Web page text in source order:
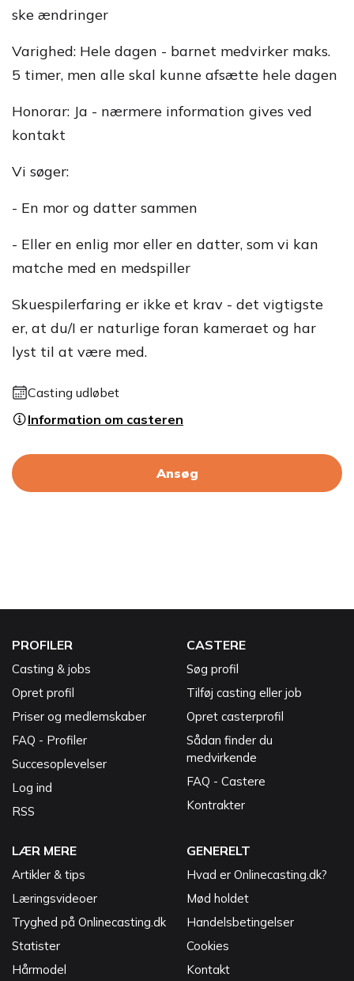
ske ændringer
Varighed: Hele dagen - barnet medvirker maks.
5 timer, men alle skal kunne afsætte hele dagen
Honorar: Ja - nærmere information gives ved
kontakt
Vi søger:
- En mor og datter sammen
- Eller en enlig mor eller en datter, som vi kan
matche med en medspiller
Skuespilerfaring er ikke et krav - det vigtigste
er, at du/I er naturlige foran kameraet og har
lyst til at være med.
Casting udløbet
Information om casteren
Ansøg
PROFILER
Casting & jobs
Opret profil
Priser og medlemskaber
FAQ - Profiler
Succesoplevelser
Log ind
RSS
CASTERE
Søg profil
Tilføj casting eller job
Opret casterprofil
Sådan finder du
medvirkende
FAQ - Castere
Kontrakter
LÆR MERE
Artikler & tips
Læringsvideoer
Tryghed på Onlinecasting.dk
Statister
Hårmodel
GENERELT
Hvad er Onlinecasting.dk?
Mød holdet
Handelsbetingelser
Cookies
Kontakt